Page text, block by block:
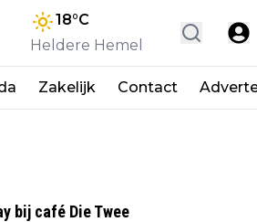
18°C
Heldere Hemel
Zakelijk Contact
bij café Die Twee